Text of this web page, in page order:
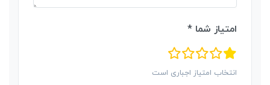
امتیاز شما *
انتخاب امتیاز اجباری است